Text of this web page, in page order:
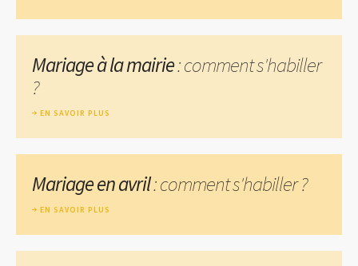
Mariage à la mairie: comment s'habiller
?
EN SAVOIR PLUS
Mariage en avril: comment s'habiller ?
EN SAVOIR PLUS